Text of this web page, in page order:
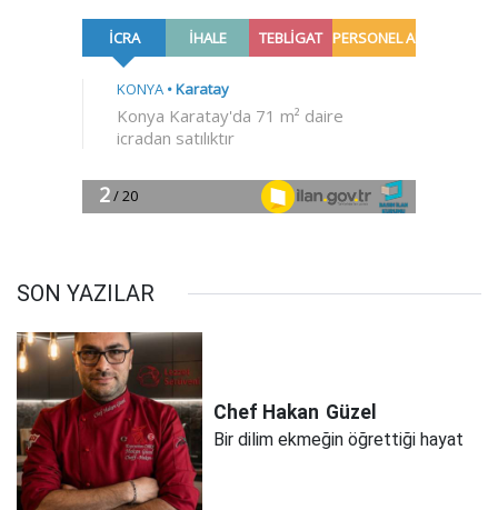
SON YAZILAR
Chef Hakan Güzel
Bir dilim ekmeğin öğrettiği hayat